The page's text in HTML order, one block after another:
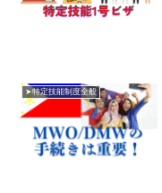
➤特定技能制度全般